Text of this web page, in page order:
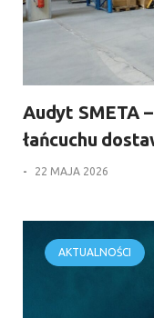
Audyt SMETA
łańcuchu
- 22 MAJA 2026
AKTUALNOŚCI